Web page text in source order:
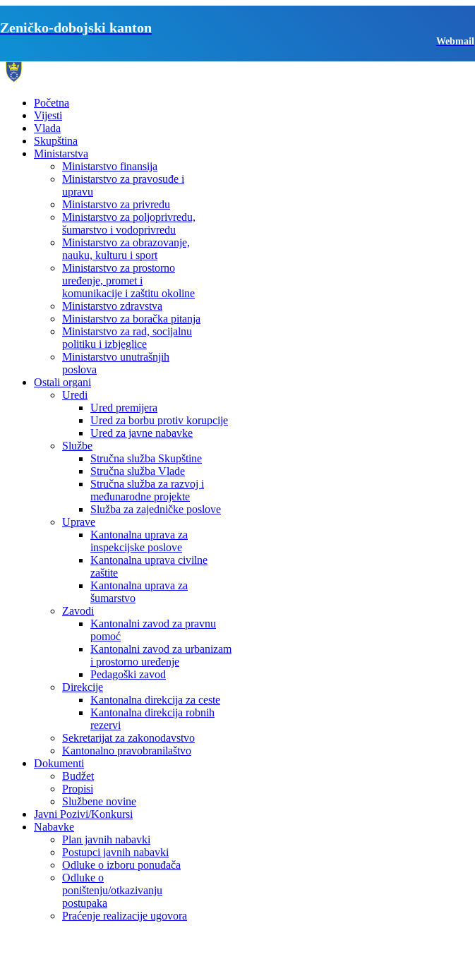
Zeničko-dobojski kanton
Webmail
Početna
Vijesti
Vlada
Skupština
Ministarstva
Ministarstvo finansija
Ministarstvo za pravosuđe i
upravu
Ministarstvo za privredu
Ministarstvo za poljoprivredu,
šumarstvo i vodoprivredu
Ministarstvo za obrazovanje,
nauku, kulturu i sport
Ministarstvo za prostorno
uređenje, promet i
komunikacije i zaštitu okoline
Ministarstvo zdravstva
Ministarstvo za boračka pitanja
Ministarstvo za rad, socijalnu
politiku i izbjeglice
Ministarstvo unutrašnjih
poslova
Ostali organi
Uredi
Ured premijera
Ured za borbu protiv korupcije
Ured za javne nabavke
Službe
Stručna služba Skupštine
Stručna služba Vlade
Stručna služba za razvoj i
međunarodne projekte
Služba za zajedničke poslove
Uprave
Kantonalna uprava za
inspekcijske poslove
Kantonalna uprava civilne
zaštite
Kantonalna uprava za
šumarstvo
Zavodi
Kantonalni zavod za pravnu
pomoć
Kantonalni zavod za urbanizam
i prostorno uređenje
Pedagoški zavod
Direkcije
Kantonalna direkcija za ceste
Kantonalna direkcija robnih
rezervi
Sekretarijat za zakonodavstvo
Kantonalno pravobranilaštvo
Dokumenti
Budžet
Propisi
Službene novine
Javni Pozivi/Konkursi
Nabavke
Plan javnih nabavki
Postupci javnih nabavki
Odluke o izboru ponuđača
Odluke o
poništenju/otkazivanju
postupaka
Praćenje realizacije ugovora